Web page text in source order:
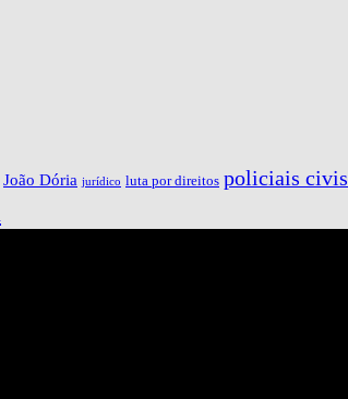
João Dória jurídico luta por direitos policiais civis